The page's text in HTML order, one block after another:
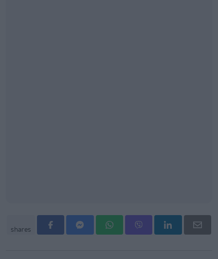
shares